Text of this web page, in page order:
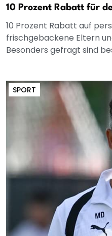
10 Prozent Rabatt für
10 Prozent Rabatt auf
frischgebackene Eltern
Besonders gefragt sind
SPORT